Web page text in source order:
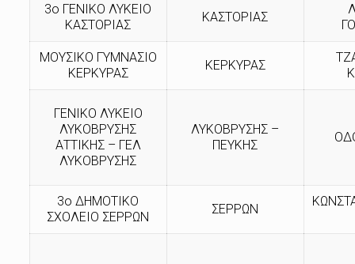
3ο ΓΕΝΙΚΟ ΛΥΚΕΙΟ
ΚΑΣΤΟΡΙΑΣ
ΚΑΣΤΟΡΙΑΣ
ΜΟΥΣΙΚΟ ΓΥΜΝΑΣΙΟ
ΚΕΡΚΥΡΑΣ
ΚΕΡΚΥΡΑΣ
ΓΕΝΙΚΟ ΛΥΚΕΙΟ
ΛΥΚΟΒΡΥΣΗΣ
ΑΤΤΙΚΗΣ – ΓΕΛ
ΛΥΚΟΒΡΥΣΗΣ
ΛΥΚΟΒΡΥΣΗΣ –
ΠΕΥΚΗΣ
3ο ΔΗΜΟΤΙΚΟ
ΣΧΟΛΕΙΟ ΣΕΡΡΩΝ
ΣΕΡΡΩΝ